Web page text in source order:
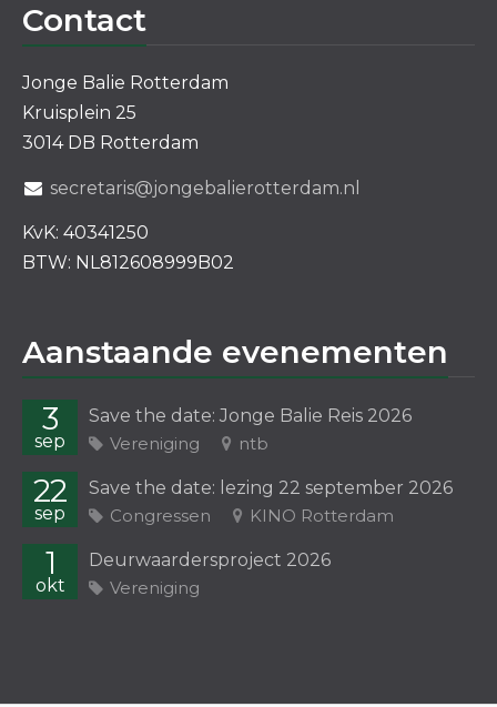
Contact
Jonge Balie Rotterdam
Kruisplein 25
3014 DB Rotterdam
secretaris@jongebalierotterdam.nl
KvK: 40341250
BTW: NL812608999B02
Aanstaande evenementen
3
sep
Save the date: Jonge Balie Reis 2026
Vereniging
ntb
22
sep
Save the date: lezing 22 september 2026
Congressen
KINO Rotterdam
1
okt
Deurwaardersproject 2026
Vereniging